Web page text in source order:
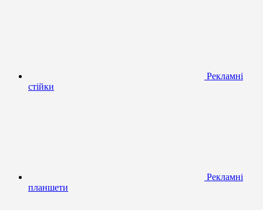
Рекламні
стійки
Рекламні
планшети